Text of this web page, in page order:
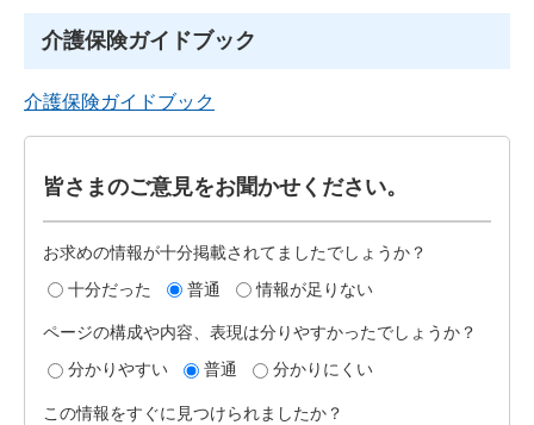
介護保険ガイドブック
介護保険ガイドブック
皆さまのご意見をお聞かせください。
お求めの情報が十分掲載されてましたでしょうか？
十分だった
普通 情報が足りない
ページの構成や内容、表現は分りやすかったでしょうか？
分かりやすい
普通 分かりにくい
この情報をすぐに見つけられましたか？